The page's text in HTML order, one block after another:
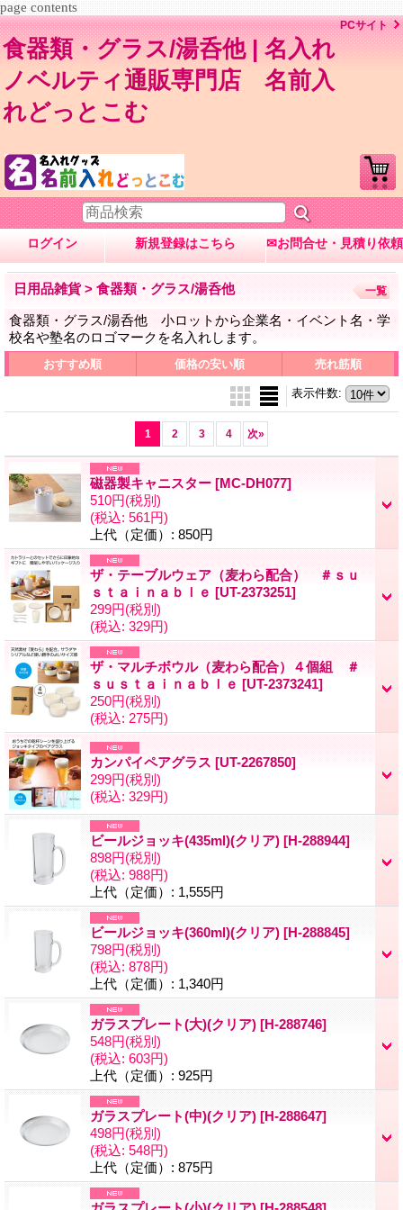
page contents
食器類・グラス/湯呑他 | 名入れ
ノベルティ通販専門店 名前入
れどっとこむ
PCサイト
ログイン 新規登録はこちら ✉お問合せ・見積り依頼
日用品雑貨 > 食器類・グラス/湯呑他
食器類・グラス/湯呑他 小ロットから企業名・イベント名・学
校名や塾名のロゴマークを名入れします。
一覧
おすすめ順 価格の安い順 売れ筋順
表示件数:
1 2 3 4 次»
磁器製キャニスター [MC-DH077]
510円(税別)
(税込: 561円)
上代（定価） : 850円
ザ・テーブルウェア（麦わら配合） ＃ｓｕ
ｓｔａｉｎａｂｌｅ [UT-2373251]
299円(税別)
(税込: 329円)
ザ・マルチボウル（麦わら配合）４個組 ＃
ｓｕｓｔａｉｎａｂｌｅ [UT-2373241]
250円(税別)
(税込: 275円)
カンパイペアグラス [UT-2267850]
299円(税別)
(税込: 329円)
ビールジョッキ(435ml)(クリア) [H-288944]
898円(税別)
(税込: 988円)
上代（定価） : 1,555円
ビールジョッキ(360ml)(クリア) [H-288845]
798円(税別)
(税込: 878円)
上代（定価） : 1,340円
ガラスプレート(大)(クリア) [H-288746]
548円(税別)
(税込: 603円)
上代（定価） : 925円
ガラスプレート(中)(クリア) [H-288647]
498円(税別)
(税込: 548円)
上代（定価） : 875円